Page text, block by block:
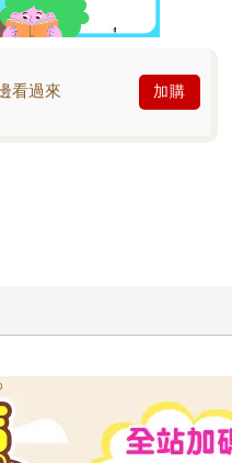
看過來 加購